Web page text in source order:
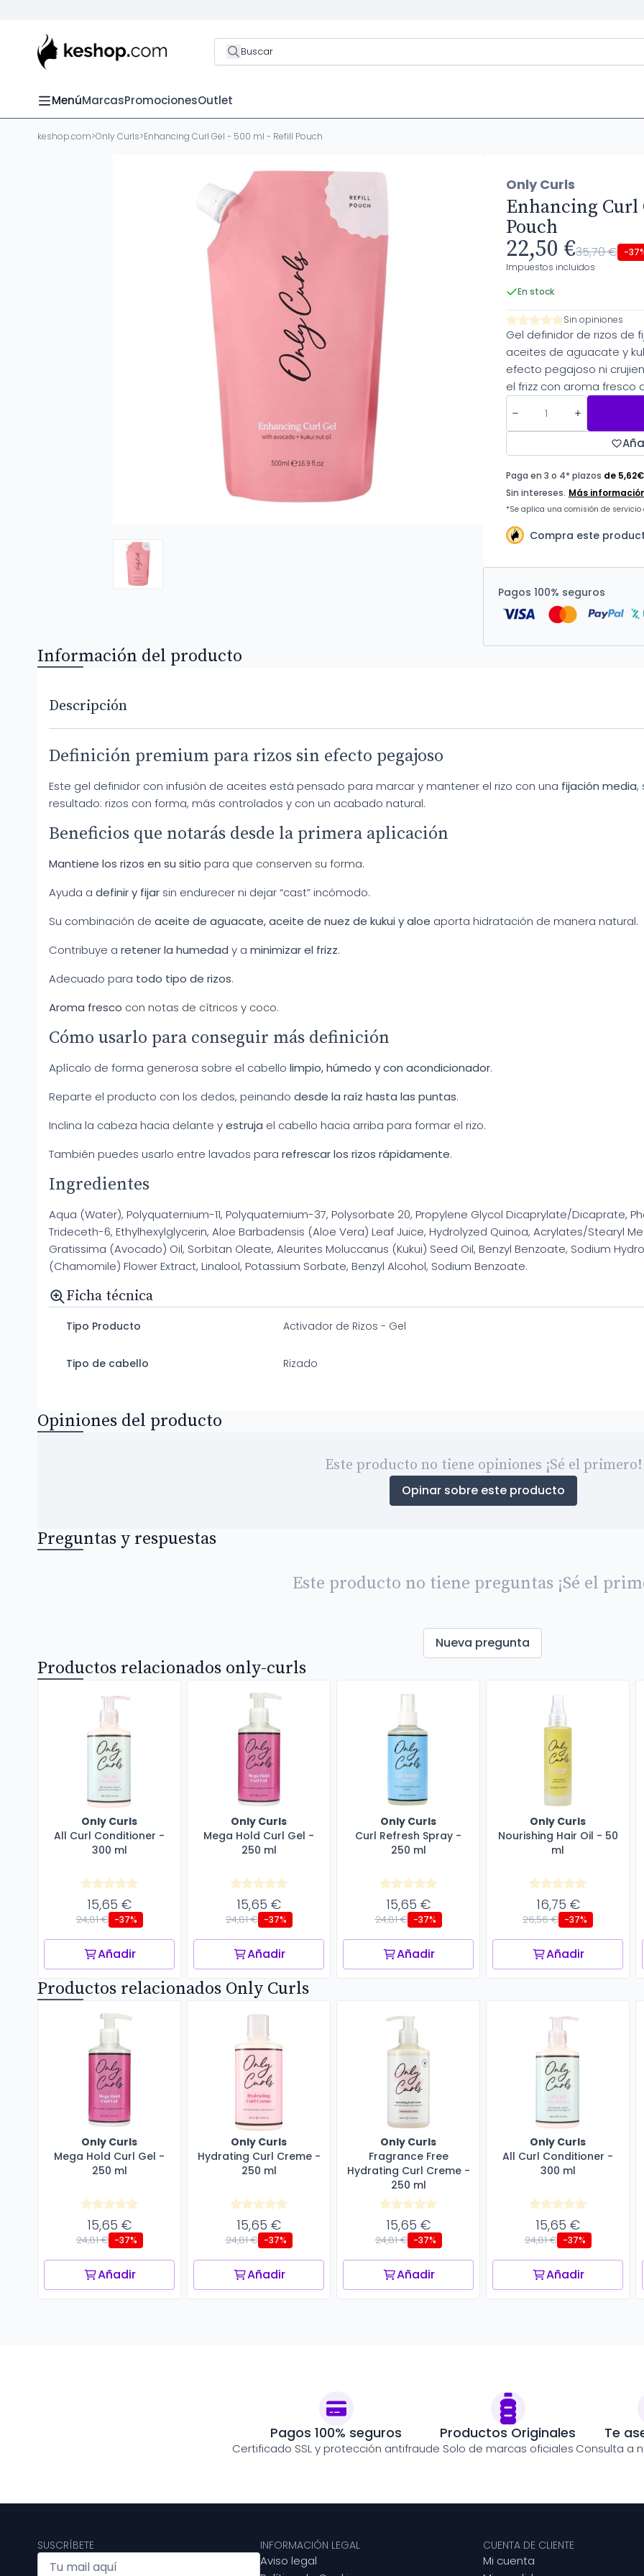
Buscar
MenúMarcasPromocionesOutlet
keshop.com>Only Curls>Enhancing Curl Gel - 500 ml - Refill Pouch
Only Curls
Enhancing Curl
Pouch
22,50 €35,70 € -
Impuestos incluidos
En stock
Sin opiniones
Gel definidor de rizos de
aceites de aguacate y
efecto pegajoso ni
el frizz con aroma fresco
Compra este
Pagos 100% seguros
Información del producto
Descripción
Definición premium para rizos sin efecto pegajoso
Este gel definidor con infusión de aceites está pensado para marcar y mantener el rizo con una fijación media,
resultado: rizos con forma, más controlados y con un acabado natural.
Beneficios que notarás desde la primera aplicación
Mantiene los rizos en su sitio para que conserven su forma.
Ayuda a definir y fijar sin endurecer ni dejar “cast” incómodo.
Su combinación de aceite de aguacate, aceite de nuez de kukui y aloe aporta hidratación de manera natural.
Contribuye a retener la humedad y a minimizar el frizz.
Adecuado para todo tipo de rizos.
Aroma fresco con notas de cítricos y coco.
Cómo usarlo para conseguir más definición
Aplícalo de forma generosa sobre el cabello limpio, húmedo y con acondicionador.
Reparte el producto con los dedos, peinando desde la raíz hasta las puntas.
Inclina la cabeza hacia delante yestruja el cabello hacia arriba para formar el rizo.
También puedes usarlo entre lavados para refrescar los rizos rápidamente.
Ingredientes
Aqua (Water), Polyquaternium-11, Polyquaternium-37, Polysorbate 20, Propylene Glycol Dicaprylate/Dicaprate,
Trideceth-6, Ethylhexylglycerin, Aloe Barbadensis (Aloe Vera) Leaf Juice, Hydrolyzed Quinoa, Acrylates/Stearyl
Gratissima (Avocado) Oil, Sorbitan Oleate, Aleurites Moluccanus (Kukui) Seed Oil, Benzyl Benzoate, Sodium
(Chamomile) Flower Extract, Linalool, Potassium Sorbate, Benzyl Alcohol, Sodium Benzoate.
Ficha técnica
Tipo Producto Activador de Rizos - Gel
Tipo de cabello Rizado
Opiniones del producto
Este producto no tiene opiniones ¡Sé el primero!
Opinar sobre este producto
Preguntas y respuestas
Este producto no tiene preguntas ¡Sé el
Nueva pregunta
Productos relacionados only-curls
Only Curls
All Curl Conditioner -
300 ml
15,65 €
24,81 € -37%
Añadir
Only Curls
Mega Hold Curl Gel -
250 ml
15,65 €
24,81 € -37%
Añadir
Only Curls
Curl Refresh Spray -
250 ml
15,65 €
24,81 € -37%
Añadir
Only Curls
Nourishing Hair Oil - 50
ml
16,75 €
26,56 € -37%
Añadir
Productos relacionados Only Curls
Only Curls
Mega Hold Curl Gel -
250 ml
15,65 €
24,81 € -37%
Añadir
Only Curls
Hydrating Curl Creme -
250 ml
15,65 €
24,81 € -37%
Añadir
Only Curls
Fragrance Free
Hydrating Curl Creme -
250 ml
15,65 €
24,81 € -37%
Añadir
Only Curls
All Curl Conditioner -
300 ml
15,65 €
24,81 € -37%
Añadir
Pagos 100% seguros
Certificado SSL y protección antifraude
Productos Originales
Solo de marcas oficiales
Te
Consulta a
SUSCRÍBETE INFORMACIÓN LEGAL
Aviso legal
CUENTA DE CLIENTE
Mi cuenta